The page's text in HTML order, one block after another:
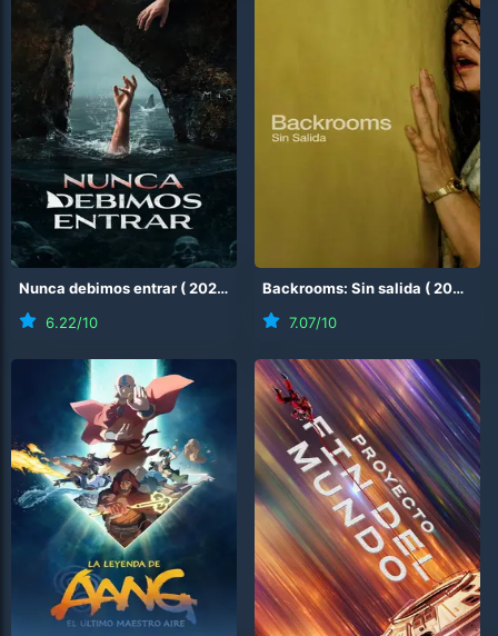
Nunca debimos entrar (2026 )
6.22/10
Backrooms: Sin salida (2026
7.07/10